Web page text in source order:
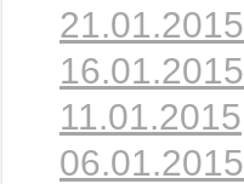
21.01.2015
16.01.2015
11.01.2015
06.01.2015